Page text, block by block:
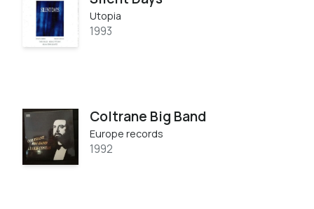
Utopia
1993
Coltrane Big Band
Europe records
1992